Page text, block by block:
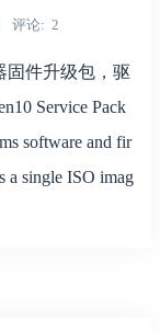
评论 2
固件升级包，驱
Service Pack
software and fir
a single ISO imag